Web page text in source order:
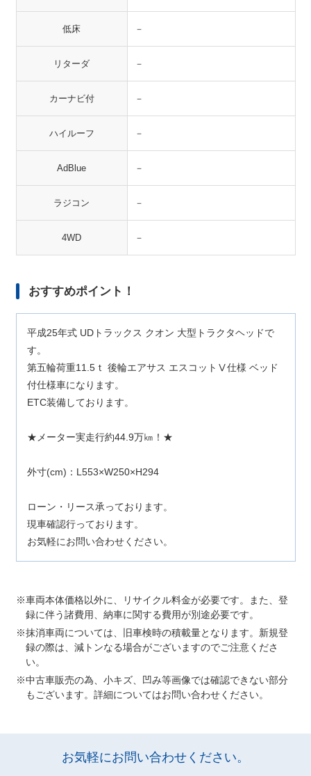
低床 －
リターダ －
カーナビ付 －
ハイルーフ －
AdBlue －
ラジコン －
4WD －
おすすめポイント！
平成25年式 UDトラックス クオン 大型トラクタヘッドで
す。
第五輪荷重11.5ｔ 後輪エアサス エスコットⅤ仕様 ベッド
付仕様車になります。
ETC装備しております。
★メーター実走行約44.9万㎞！★
外寸(cm)：L553×W250×H294
ローン・リース承っております。
現車確認行っております。
お気軽にお問い合わせください。
車両本体価格以外に、リサイクル料金が必要です。また、登
録に伴う諸費用、納車に関する費用が別途必要です。
抹消車両については、旧車検時の積載量となります。新規登
録の際は、減トンなる場合がございますのでご注意くださ
い。
中古車販売の為、小キズ、凹み等画像では確認できない部分
もございます。詳細についてはお問い合わせください。
お気軽にお問い合わせください。